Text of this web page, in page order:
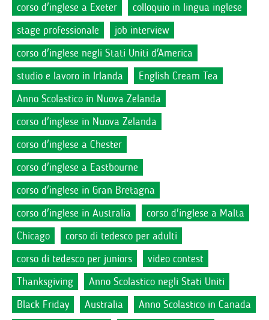
corso d'inglese a Exeter
colloquio in lingua inglese
stage professionale
job interview
corso d'inglese negli Stati Uniti d'America
studio e lavoro in Irlanda
English Cream Tea
Anno Scolastico in Nuova Zelanda
corso d'inglese in Nuova Zelanda
corso d'inglese a Chester
corso d'inglese a Eastbourne
corso d'inglese in Gran Bretagna
corso d'inglese in Australia
corso d'inglese a Malta
Chicago
corso di tedesco per adulti
corso di tedesco per juniors
video contest
Thanksgiving
Anno Scolastico negli Stati Uniti
Black Friday
Australia
Anno Scolastico in Canada